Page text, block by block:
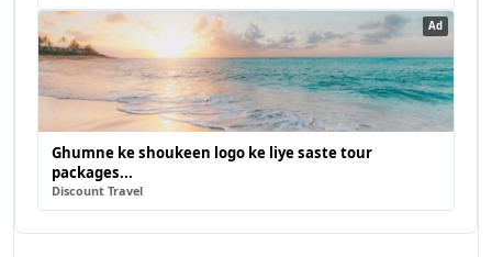
Ad
Ghumne ke shoukeen logo ke liye saste tour
packages...
Discount Travel